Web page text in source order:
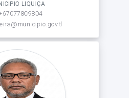
LIQUIÇA